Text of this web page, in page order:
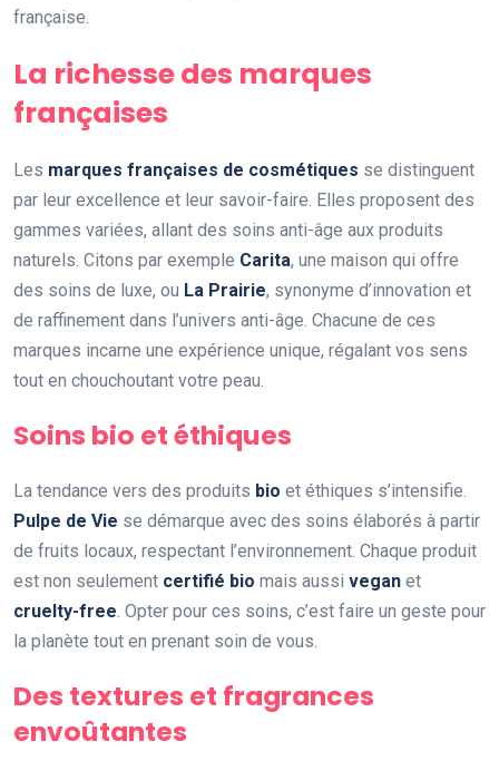
française.
La richesse des marques
françaises
Les marques françaises de cosmétiques se distinguent
par leur excellence et leur savoir-faire. Elles proposent des
gammes variées, allant des soins anti-âge aux produits
naturels. Citons par exemple Carita, une maison qui offre
des soins de luxe, ou La Prairie, synonyme d’innovation et
de raffinement dans l’univers anti-âge. Chacune de ces
marques incarne une expérience unique, régalant vos sens
tout en chouchoutant votre peau.
Soins bio et éthiques
La tendance vers des produits bio et éthiques s’intensifie.
Pulpe de Vie se démarque avec des soins élaborés à partir
de fruits locaux, respectant l’environnement. Chaque produit
est non seulement certifié bio mais aussi vegan et
cruelty-free . Opter pour ces soins, c’est faire un geste pour
la planète tout en prenant soin de vous.
Des textures et fragrances
envoûtantes